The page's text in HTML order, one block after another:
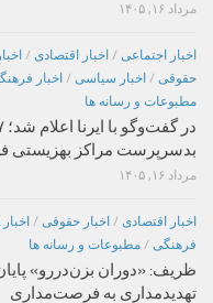
مرداد ۱۶, ۱۴۰۵
اخبار اجتماعی / اخبار اقتصادی /
حقوقی / اخبار سیاسی / اخبار
مطبوعات و رسانه ها
بدسرپرست مراکز بهزیستی
مرداد ۱۶, ۱۴۰۵
اخبار اقتصادی / اخبار حقوقی /
فرهنگی / مطبوعات و رسانه ها
ظریف: «دوران بزن‌دررو»
تهدیدمداری به فرصت‌مداری